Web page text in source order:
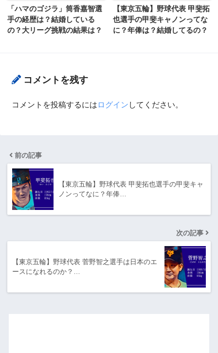
「ハマのゴジラ」筒香嘉智選
手の経歴は？結婚している
の？大リーグ挑戦の結果は？
【東京五輪】野球代表 甲斐拓
也選手の甲斐キャノンってな
に？年俸は？結婚してるの？
コメントを残す
コメントを投稿するには ログイン してください。
前の記事
【東京五輪】野球代表 甲斐拓也選手の甲斐キャ
ノンってなに？年俸…
次の記事
【東京五輪】野球代表 菅野智之選手は日本のエ
ースになれるのか？…